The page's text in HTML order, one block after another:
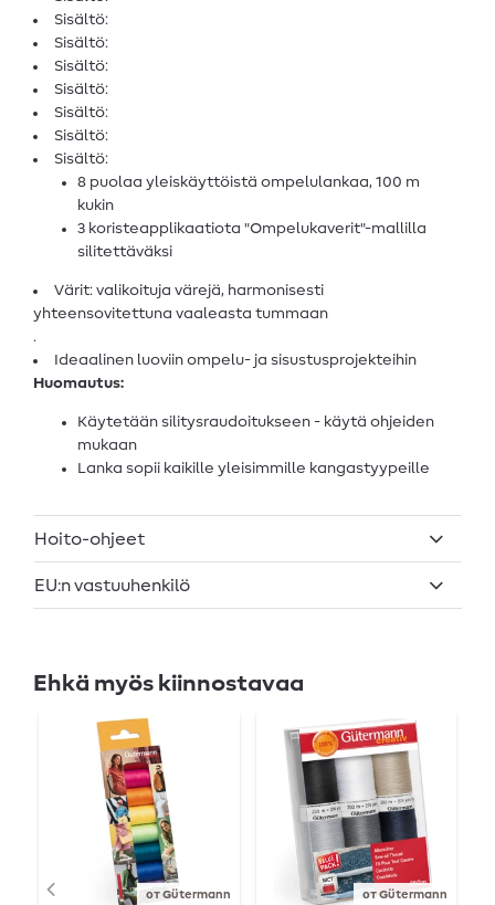
Sisältö:
Sisältö:
Sisältö:
Sisältö:
Sisältö:
Sisältö:
Sisältö:
8 puolaa yleiskäyttöistä ompelulankaa, 100 m
kukin
3 koristeapplikaatiota "Ompelukaverit"-mallilla
silitettäväksi
Värit: valikoituja värejä, harmonisesti
yhteensovitettuna vaaleasta tummaan
.
Ideaalinen luoviin ompelu- ja sisustusprojekteihin
Huomautus:
Käytetään silitysraudoitukseen - käytä ohjeiden
mukaan
Lanka sopii kaikille yleisimmille kangastyypeille
Hoito-ohjeet
EU:n vastuuhenkilö
Ehkä myös kiinnostavaa
от Gütermann от Gütermann